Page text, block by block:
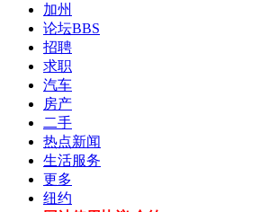
加州
论坛BBS
招聘
求职
汽车
房产
二手
热点新闻
生活服务
更多
纽约